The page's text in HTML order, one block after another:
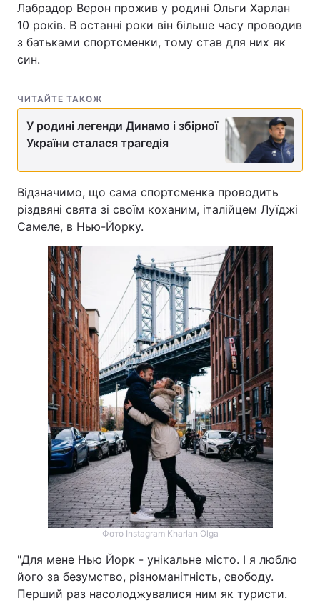
Лабрадор Верон прожив у родині Ольги Харлан
10 років. В останні роки він більше часу проводив
з батьками спортсменки, тому став для них як
син.
ЧИТАЙТЕ ТАКОЖ
У родині легенди Динамо і збірної
України сталася трагедія
Відзначимо, що сама спортсменка проводить
різдвяні свята зі своїм коханим, італійцем Луїджі
Самеле, в Нью-Йорку.
Фото Instagram Kharlan Olga
"Для мене Нью Йорк - унікальне місто. І я люблю
його за безумство, різноманітність, свободу.
Перший раз насолоджувалися ним як туристи.